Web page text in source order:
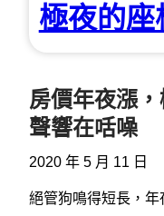
極夜的座
房價年夜漲
聲響在咶噪
2020 年 5 月 11 日
絕管狗鳴得短長，年